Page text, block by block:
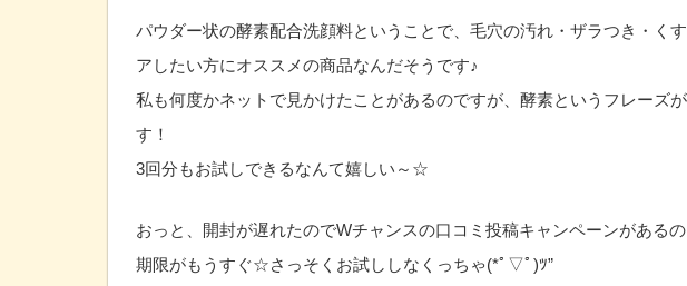
パウダー状の酵素配合洗顔料ということで、毛穴の汚れ・ザラつき・く
アしたい方にオススメの商品なんだそうです♪
私も何度かネットで見かけたことがあるのですが、酵素というフレーズ
す！
3回分もお試しできるなんて嬉しい～☆
おっと、開封が遅れたのでWチャンスの口コミ投稿キャンペーンがある
期限がもうすぐ☆さっそくお試ししなくっちゃ(*ﾟ▽ﾟ)ﾂ”